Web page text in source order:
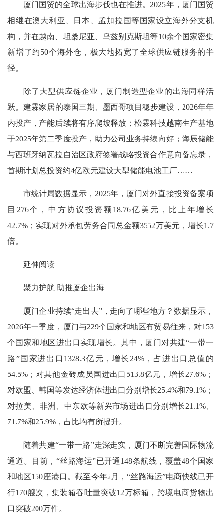
厦门国贸的全球出海步伐也在推进。2025年，厦门国贸
相继在澳大利亚、日本、孟加拉国等国家设立海外分支机
构，并在越南、坦桑尼亚、乌兹别克斯坦等10余个国家密集
新增了约50个海外仓，极大地拓宽了全球供应链服务的半
径。
除了大型供应链企业，厦门制造型企业的出海同样活
跃。建霖家居的泰国三期、墨西哥项目稳步建设，2026年年
内投产，产能后续将有序爬坡释放；松霖科技越南生产基地
于2025年第二季度投产，助力公司业务持续向好；海辰储能
与西班牙纳瓦拉自治区政府签署战略投资合作意向备忘录，
首期计划总投资约4亿欧元建设大型储能电池工厂……
市统计局数据显示，2025年，厦门对外直接投资备案项
目276个，中方协议投资额18.76亿美元，比上年增长
42.7%；实现对外承包劳务合同总金额3552万美元，增长1.7
倍。
延伸阅读
聚力护航 助推厦企出海
厦门企业持续“走出去”，走向了哪些地方？数据显示，
2026年一季度，厦门与229个国家和地区有贸易往来，对153
个国家和地区进出口实现增长。其中，厦门对共建“一带一
路”国家进出口1328.3亿元，增长24%，占进出口总值的
54.5%；对其他金砖成员国进出口513.8亿元，增长27.6%；
对欧盟、韩国等发达经济体进出口分别增长25.4%和79.1%；
对拉美、非洲、中东欧等新兴市场进出口分别增长21.1%、
71.7%和25.9%，占比均有所提升。
随着共建“一带一路”走深走实，厦门不断完善国际物流
通道。目前，“丝路海运”已开通148条航线，覆盖48个国家
和地区150座港口。截至今年2月，“丝路海运”电商快线已开
行170艘次，集装箱吞吐量突破12万标箱，跨境电商货物出
口突破200万件。